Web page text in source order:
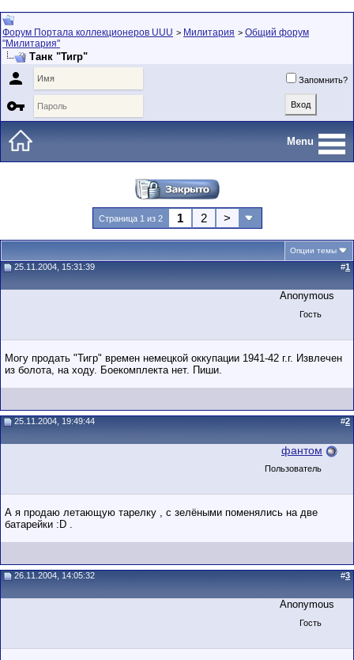
Форум Портала коллекционеров UUU > Милитария > Общий форум
"Милитария"
Танк "Тигр"
 Запомнить?

Menu
Страница 1 из 2 1 2 >
Опции темы
25.11.2004, 15:31:39 #1
Anonymous
Гость
Могу продать "Тигр" времен немецкой оккупации 1941-42 г.г. Извлечен
из болота, на ходу. Боекомплекта нет. Пиши.
25.11.2004, 19:49:44 #2
фантом
Пользователь
А я продаю летающую тарелку , с зелёными поменялись на две
батарейки :D .
26.11.2004, 14:05:32 #3
Anonymous
Гость